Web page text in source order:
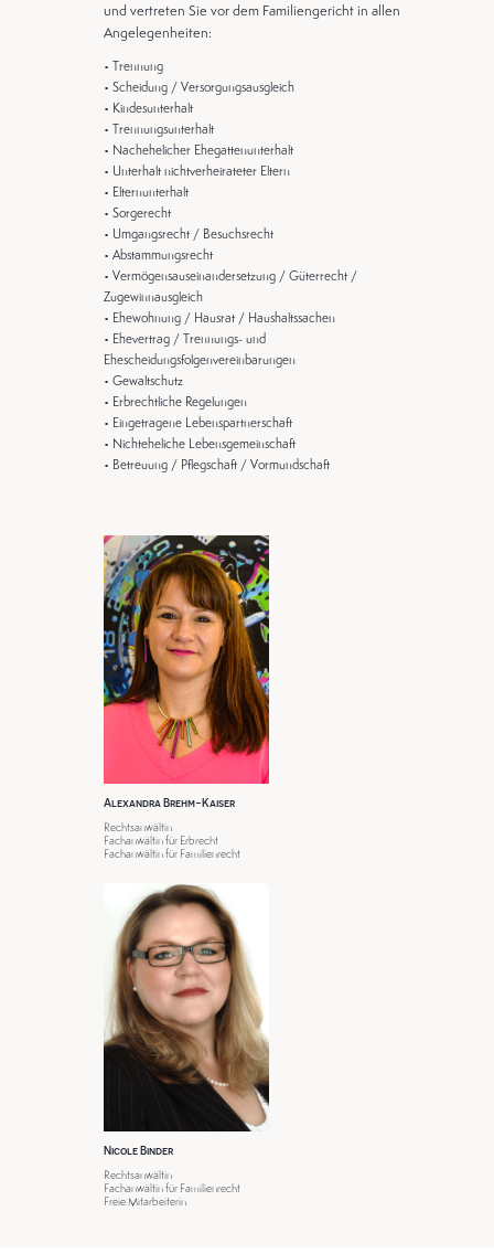
und vertreten Sie vor dem Familiengericht in allen
Angelegenheiten:
• Trennung
• Scheidung / Versorgungsausgleich
• Kindesunterhalt
• Trennungsunterhalt
• Nachehelicher Ehegattenunterhalt
• Unterhalt nichtverheirateter Eltern
• Elternunterhalt
• Sorgerecht
• Umgangsrecht / Besuchsrecht
• Abstammungsrecht
• Vermögensauseinandersetzung / Güterrecht /
Zugewinnausgleich
• Ehewohnung / Hausrat / Haushaltssachen
• Ehevertrag / Trennungs- und
Ehescheidungsfolgenvereinbarungen
• Gewaltschutz
• Erbrechtliche Regelungen
• Eingetragene Lebenspartnerschaft
• Nichteheliche Lebensgemeinschaft
• Betreuung / Pflegschaft / Vormundschaft
Alexandra Brehm-Kaiser
Rechtsanwältin
Fachanwältin für Erbrecht
Fachanwältin für Familienrecht
Nicole Binder
Rechtsanwältin
Fachanwältin für Familienrecht
Freie Mitarbeiterin